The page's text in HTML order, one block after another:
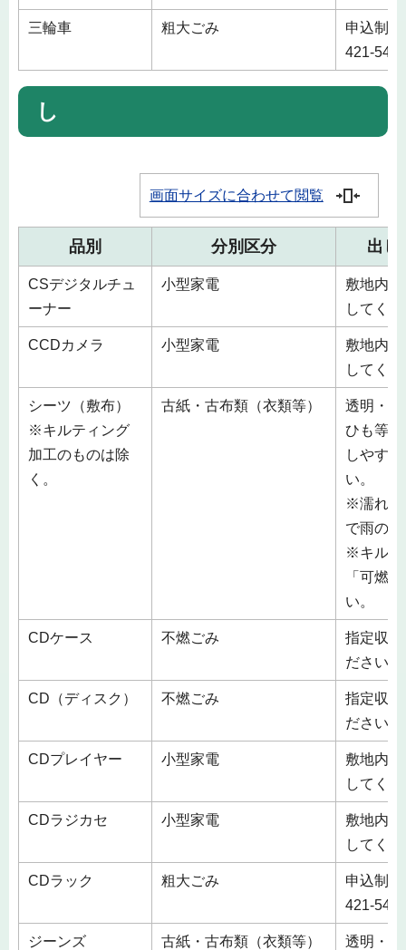
三輪車 粗大ごみ
申込制
421-
し
画面サイズに合わせて閲覧
品別 分別区分 出し
CSデジタルチュ
ーナー
小型家電
敷地内
してく
CCDカメラ 小型家電
敷地内
してく
シーツ（敷布）
※キルティング
加工のものは除
く。
古紙・古布類（衣類等）
透明・
ひも等
しやす
い。
※濡れる
で雨の
※キルテ
「可燃
い。
CDケース 不燃ごみ
指定収
ださい。
CD（ディスク） 不燃ごみ
指定収
ださい。
CDプレイヤー 小型家電
敷地内
してく
CDラジカセ 小型家電
敷地内
してく
CDラック 粗大ごみ
申込制
421-
ジーンズ 古紙・古布類（衣類等）
透明・